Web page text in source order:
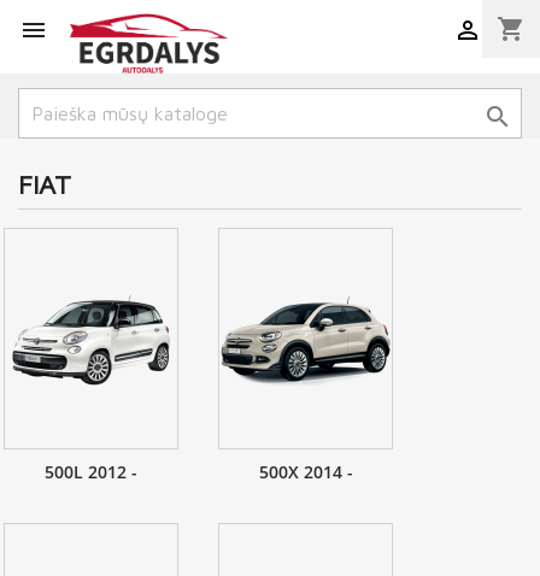
 shopping_cart


FIAT
500L 2012 - 500X 2014 -